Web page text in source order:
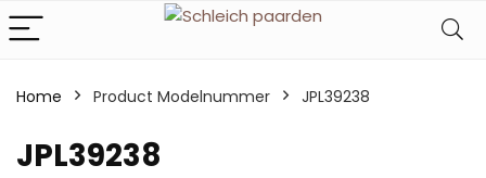
Home Product Modelnummer ‎JPL39238
‎JPL39238